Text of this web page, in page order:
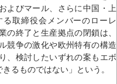
よびマール、さらに中国・上
取締役会メンバーのローレ
の終了と生産拠点の閉鎖は、
競争の激化や欧州特有の構造
、検討したいずれの案もエボ
るものではない」という。